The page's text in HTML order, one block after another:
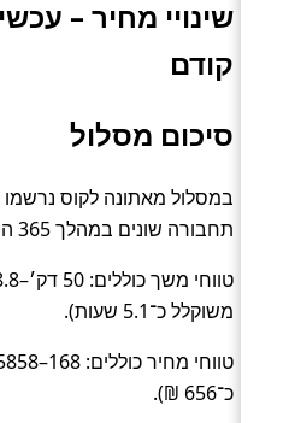
שינויי מחיר –
קודם
סיכום מסלול
תחבורה שונים במהלך 365 הימים האחרונים.
משוקלל כ־5.1 שעות).
כ־656 ₪).